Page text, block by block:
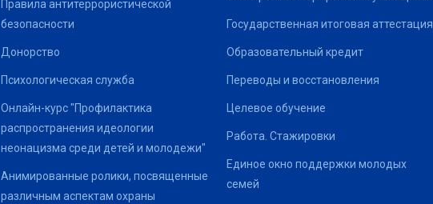
Правила антитеррористической
безопасности
Донорство
Психологическая служба
Онлайн-курс "Профилактика
распространения идеологии
неонацизма среди детей и молодежи"
Анимированные ролики, посвященные
различным аспектам охраны
Государственная итоговая аттестация
Образовательный кредит
Переводы и восстановления
Целевое обучение
Работа. Стажировки
Единое окно поддержки молодых
семей